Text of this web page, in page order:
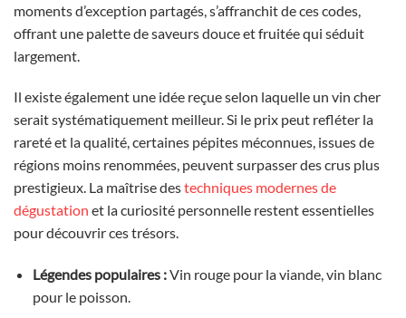
moments d’exception partagés, s’affranchit de ces codes,
offrant une palette de saveurs douce et fruitée qui séduit
largement.
Il existe également une idée reçue selon laquelle un vin cher
serait systématiquement meilleur. Si le prix peut refléter la
rareté et la qualité, certaines pépites méconnues, issues de
régions moins renommées, peuvent surpasser des crus plus
prestigieux. La maîtrise destechniques modernes de
dégustation et la curiosité personnelle restent essentielles
pour découvrir ces trésors.
Légendes populaires :Vin rouge pour la viande, vin blanc
pour le poisson.